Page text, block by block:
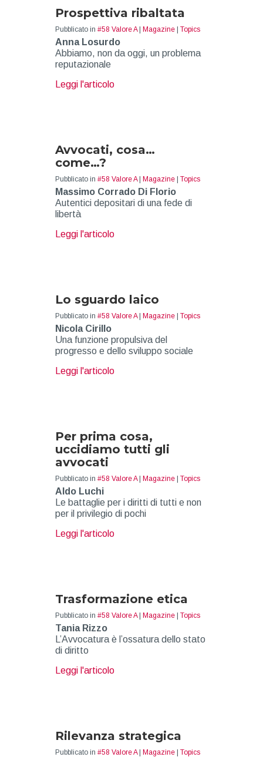
Prospettiva ribaltata
Pubblicato in #58 Valore A| Magazine | Topics
Anna Losurdo
Abbiamo, non da oggi, un problema
reputazionale
Leggi l'articoloabout Prospettiva ribaltata
Avvocati, cosa…
come…?
Pubblicato in #58 Valore A| Magazine | Topics
Massimo Corrado Di Florio
Autentici depositari di una fede di
libertà
Leggi l'articoloabout Avvocati, cosa… come…?
Lo sguardo laico
Pubblicato in #58 Valore A| Magazine | Topics
Nicola Cirillo
Una funzione propulsiva del
progresso e dello sviluppo sociale
Leggi l'articoloabout Lo sguardo laico
Per prima cosa,
uccidiamo tutti gli
avvocati
Pubblicato in #58 Valore A| Magazine | Topics
Aldo Luchi
Le battaglie per i diritti di tutti e non
per il privilegio di pochi
Leggi l'articoloabout Per prima cosa, uccidiamo
Trasformazione etica
Pubblicato in #58 Valore A| Magazine | Topics
Tania Rizzo
L’Avvocatura è l’ossatura dello stato
di diritto
Leggi l'articoloabout Trasformazione etica
Rilevanza strategica
Pubblicato in #58 Valore A| Magazine | Topics